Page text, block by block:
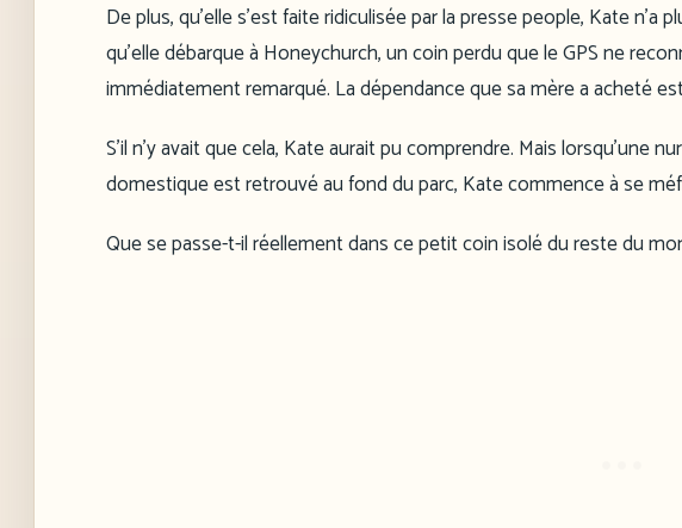
De plus, qu’elle s’est faite ridiculisée par la presse people, Kate n’a
qu’elle débarque à Honeychurch, un coin perdu que le GPS ne
immédiatement remarqué. La dépendance que sa mère a acheté
S’il n’y avait que cela, Kate aurait pu comprendre. Mais lorsqu’une
domestique est retrouvé au fond du parc, Kate commence à se
Que se passe-t-il réellement dans ce petit coin isolé du reste du